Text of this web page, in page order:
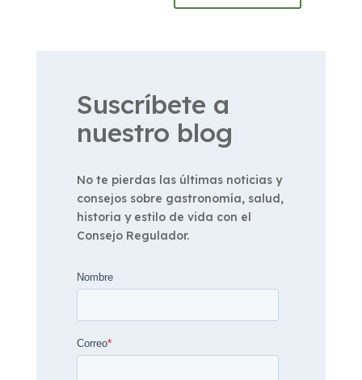
Suscríbete a
nuestro blog
No te pierdas las últimas noticias y
consejos sobre gastronomía, salud,
historia y estilo de vida con el
Consejo Regulador.